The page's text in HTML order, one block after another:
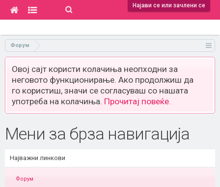
Најави се или зачлени се
Форум
Овој сајт користи колачиња неопходни за
неговото функционирање. Ако продолжиш да
го користиш, значи се согласуваш со нашата
употреба на колачиња. Прочитај повеќе.
Мени за брза навигација
Најважни линкови
Форум